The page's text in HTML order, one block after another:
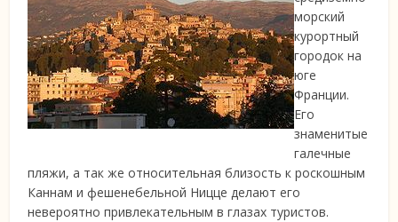
морский
курортный
городок на
юге
Франции.
Его
знаменитые
галечные
пляжи, а так же относительная близость к роскошным
Каннам и фешенебельной Ницце делают его
невероятно привлекательным в глазах туристов.